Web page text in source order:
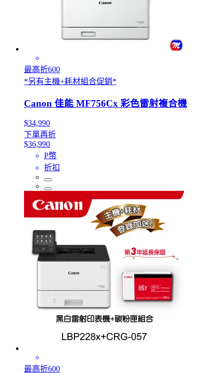
最高折600
*另有主機+耗材組合促銷*
Canon 佳能 MF756Cx 彩色雷射複合機
$34,990
下單再折
$36,990
P幣
折扣
最高折600